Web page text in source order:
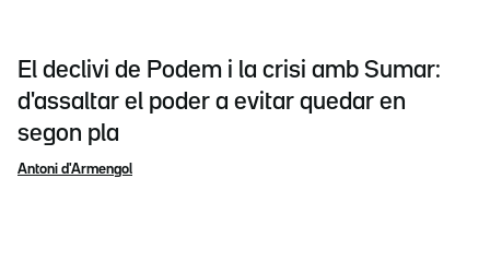
El declivi de Podem i la crisi amb Sumar:
d'assaltar el poder a evitar quedar en
segon pla
Antoni d'Armengol